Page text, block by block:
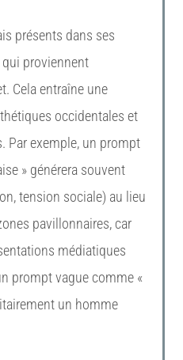
présents dans ses
qui proviennent
Cela entraîne une
occidentales et
Par exemple, un prompt
» générera souvent
tension sociale) au lieu
pavillonnaires, car
médiatiques
prompt vague comme «
un homme